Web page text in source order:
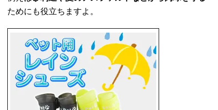
ためにも役立ちますよ。